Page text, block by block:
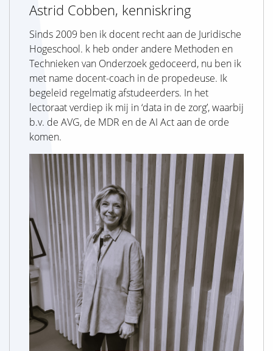
Astrid Cobben, kenniskring
Sinds 2009 ben ik docent recht aan de Juridische
Hogeschool. k heb onder andere Methoden en
Technieken van Onderzoek gedoceerd, nu ben ik
met name docent-coach in de propedeuse. Ik
begeleid regelmatig afstudeerders. In het
lectoraat verdiep ik mij in ‘data in de zorg’, waarbij
b.v. de AVG, de MDR en de AI Act aan de orde
komen.